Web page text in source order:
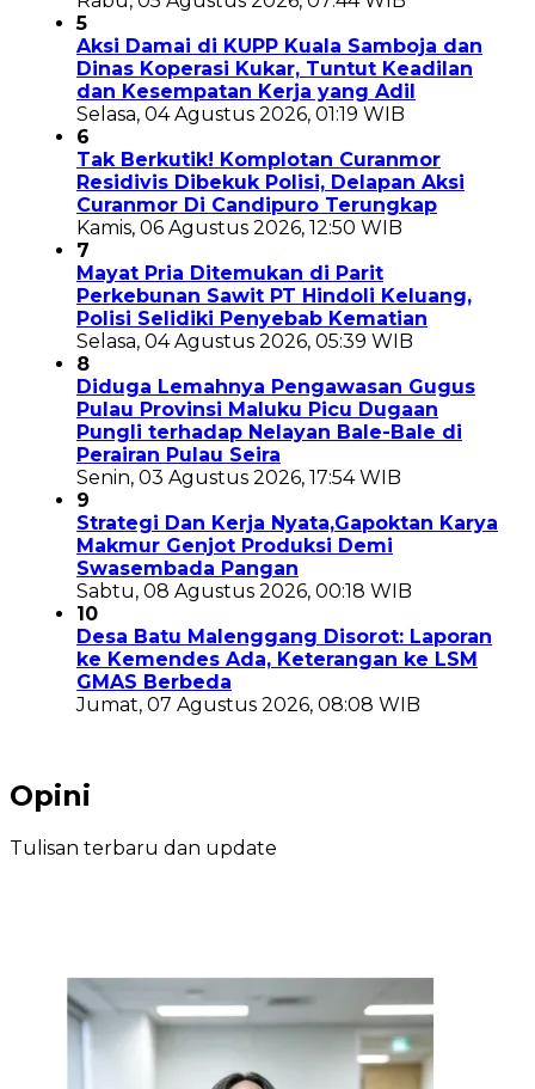
5
Aksi Damai di KUPP Kuala Samboja dan
Dinas Koperasi Kukar, Tuntut Keadilan
dan Kesempatan Kerja yang Adil
Selasa, 04 Agustus 2026, 01:19 WIB
6
Tak Berkutik! Komplotan Curanmor
Residivis Dibekuk Polisi, Delapan Aksi
Curanmor Di Candipuro Terungkap
Kamis, 06 Agustus 2026, 12:50 WIB
7
Mayat Pria Ditemukan di Parit
Perkebunan Sawit PT Hindoli Keluang,
Polisi Selidiki Penyebab Kematian
Selasa, 04 Agustus 2026, 05:39 WIB
8
Diduga Lemahnya Pengawasan Gugus
Pulau Provinsi Maluku Picu Dugaan
Pungli terhadap Nelayan Bale-Bale di
Perairan Pulau Seira
Senin, 03 Agustus 2026, 17:54 WIB
9
Strategi Dan Kerja Nyata,Gapoktan Karya
Makmur Genjot Produksi Demi
Swasembada Pangan
Sabtu, 08 Agustus 2026, 00:18 WIB
10
Desa Batu Malenggang Disorot: Laporan
ke Kemendes Ada, Keterangan ke LSM
GMAS Berbeda
Jumat, 07 Agustus 2026, 08:08 WIB
Opini
Tulisan terbaru dan update